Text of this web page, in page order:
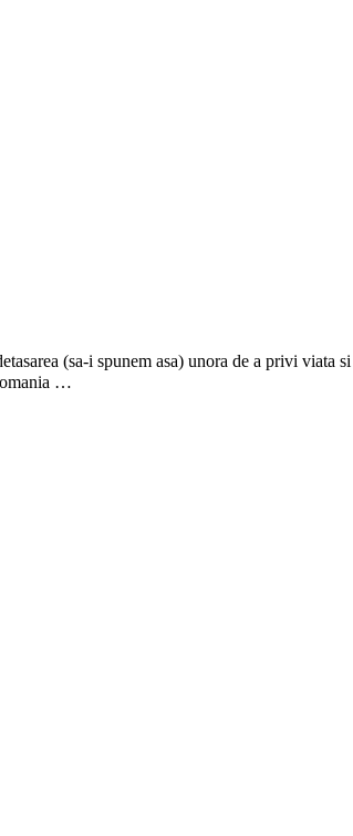
(sa-i spunem asa) unora de a privi
…